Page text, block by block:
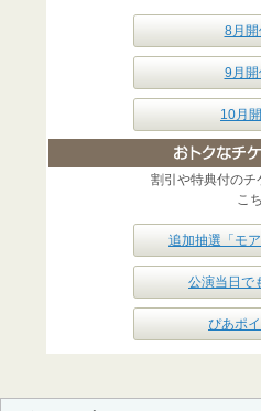
8月開
9月開
10月
割引や特典付のチ
こ
追加抽選「モア
公演当日で
ぴあポ